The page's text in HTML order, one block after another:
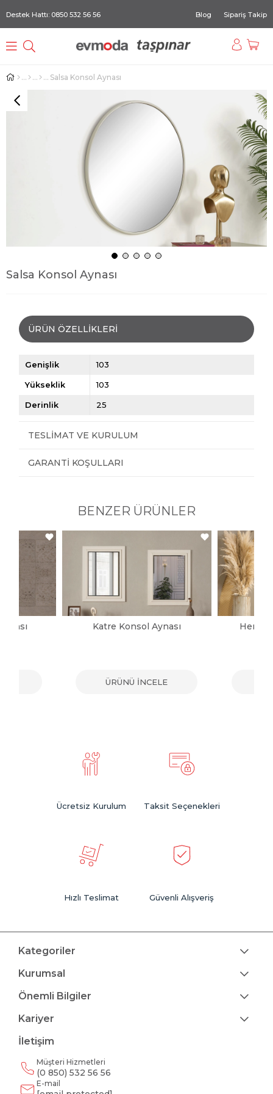
Destek Hattı: 0850 532 56 56 Blog Sipariş Takip
Salsa Konsol Aynası
Salsa Konsol Aynası
ÜRÜN ÖZELLIKLERI
Genişlik 103
Yükseklik 103
Derinlik 25
TESLIMAT VE KURULUM
GARANTI KOŞULLARI
BENZER ÜRÜNLER
Katre Konsol Aynası
ÜRÜNÜ İNCELE
Ücretsiz Kurulum Taksit Seçenekleri
Hızlı Teslimat Güvenli Alışveriş
Kategoriler
Kurumsal
Önemli Bilgiler
Kariyer
İletişim
Müşteri Hizmetleri
(0 850) 532 56 56
E-mail